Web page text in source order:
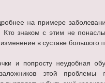
на примере
знаком с этим не
в суставе большого
и попросту неудобная
этой